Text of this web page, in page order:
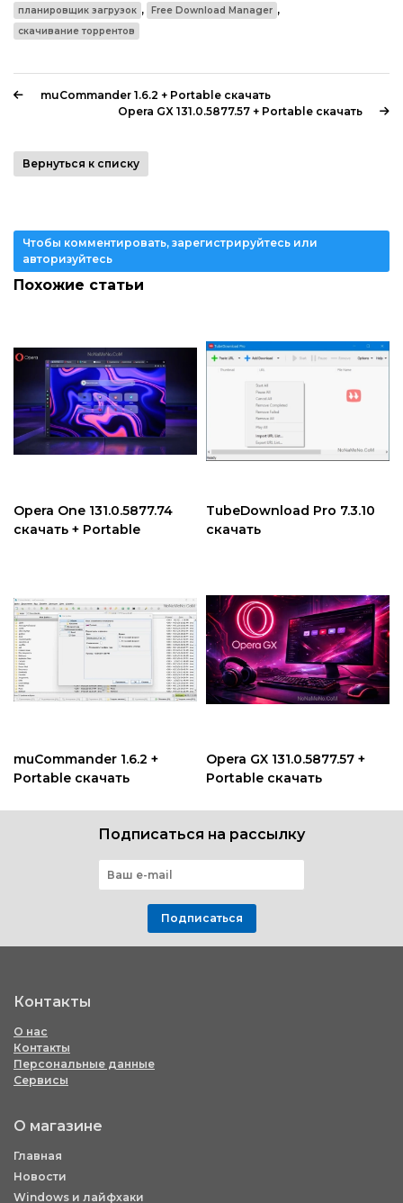
планировщик загрузок , Free Download Manager ,
скачивание торрентов
muCommander 1.6.2 + Portable скачать
Opera GX 131.0.5877.57 + Portable скачать
Вернуться к списку
Чтобы комментировать, зарегистрируйтесь или
авторизуйтесь
Похожие статьи
Opera One 131.0.5877.74
скачать + Portable
TubeDownload Pro 7.3.10
скачать
muCommander 1.6.2 +
Portable скачать
Opera GX 131.0.5877.57 +
Portable скачать
Подписаться на рассылку
Подписаться
Контакты
О нас
Контакты
Персональные данные
Сервисы
О магазине
Главная
Новости
Windows и лайфхаки